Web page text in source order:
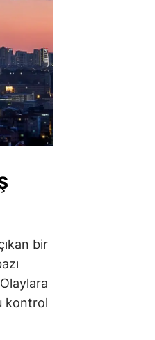
bir
kontrol